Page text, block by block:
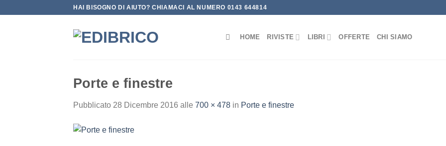
HAI BISOGNO DI AIUTO? CHIAMACI AL NUMERO 0143 644814
HOME RIVISTE LIBRI OFFERTE CHI SIAMO
Porte e finestre
Pubblicato 28 Dicembre 2016 alle 700 × 478 in Porte e finestre